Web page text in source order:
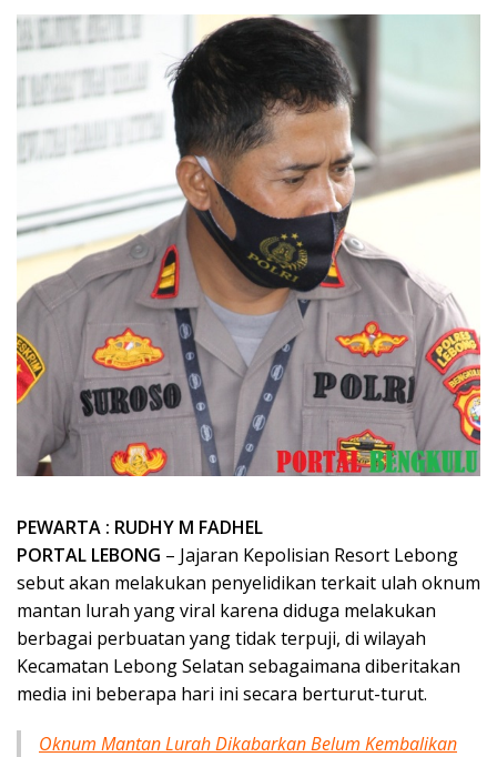
PEWARTA : RUDHY M FADHEL
PORTAL LEBONG – Jajaran Kepolisian Resort Lebong
sebut akan melakukan penyelidikan terkait ulah oknum
mantan lurah yang viral karena diduga melakukan
berbagai perbuatan yang tidak terpuji, di wilayah
Kecamatan Lebong Selatan sebagaimana diberitakan
media ini beberapa hari ini secara berturut-turut.
Oknum Mantan Lurah Dikabarkan Belum Kembalikan